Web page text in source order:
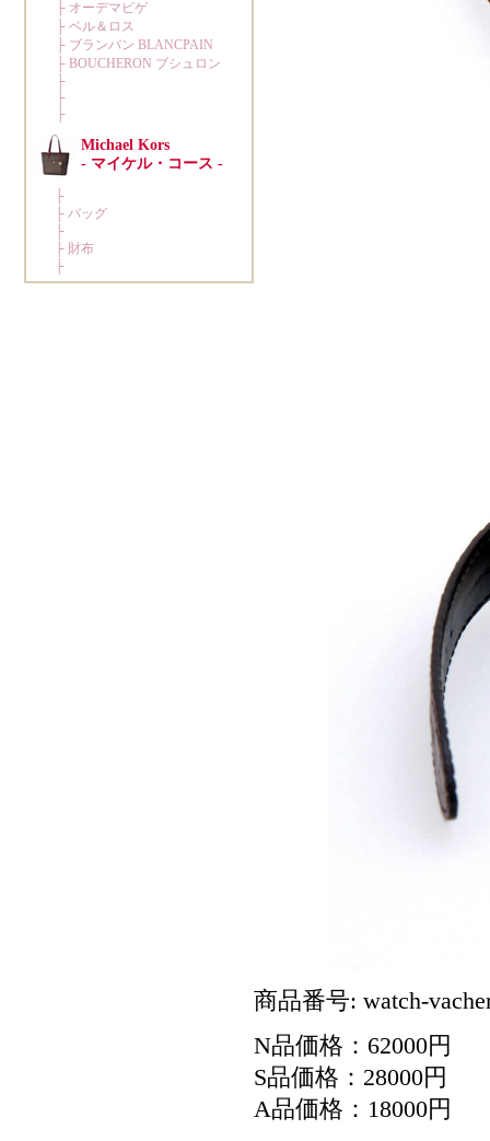
商品番号: watch-
N品価格：62000円
S品価格：28000円
A品価格：18000円